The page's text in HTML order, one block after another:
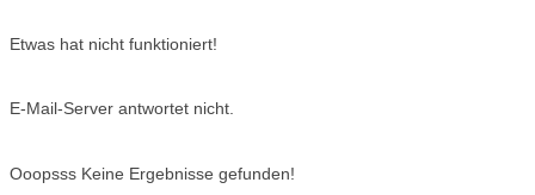
Etwas hat nicht funktioniert!
E-Mail-Server antwortet nicht.
Ooopsss Keine Ergebnisse gefunden!